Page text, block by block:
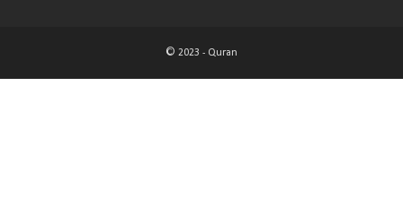
© 2023 - Quran